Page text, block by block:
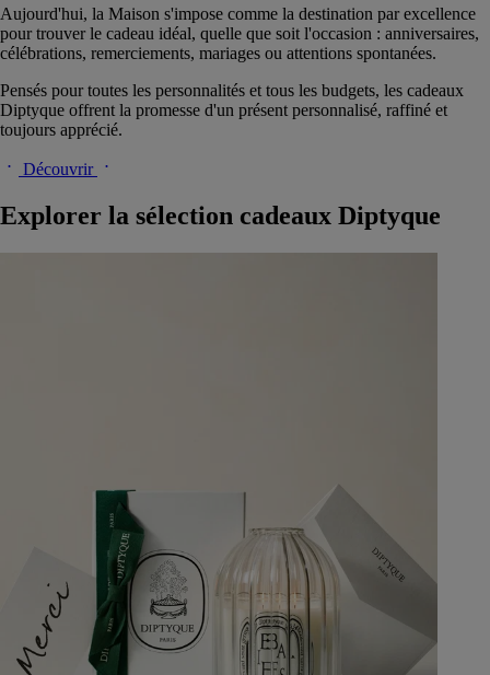
Aujourd'hui, la Maison s'impose comme la destination par excellence
pour trouver le cadeau idéal, quelle que soit l'occasion : anniversaires,
célébrations, remerciements, mariages ou attentions spontanées.
Pensés pour toutes les personnalités et tous les budgets, les cadeaux
Diptyque offrent la promesse d'un présent personnalisé, raffiné et
toujours apprécié.
Découvrir
Explorer la sélection cadeaux Diptyque